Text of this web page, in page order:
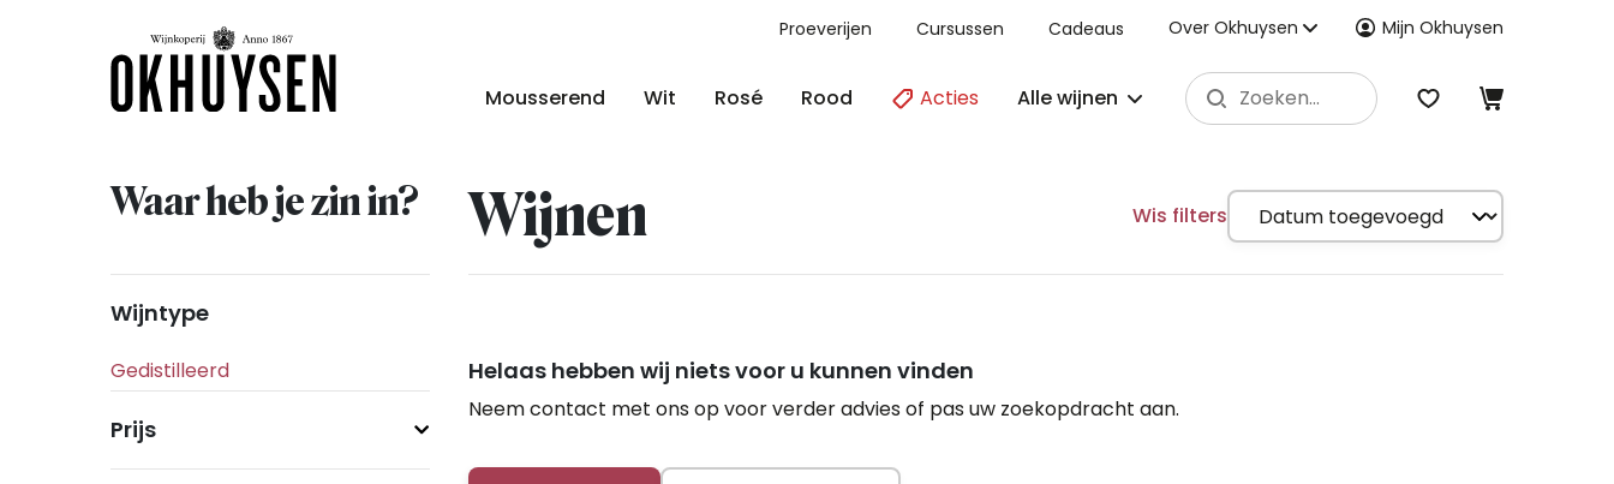
Proeverijen Cursussen Cadeaus Over Okhuysen Mijn Okhuysen
Mousserend Wit Rosé Rood Acties Alle wijnen
Waar heb je zin in? Wijnen Wis filters
Wijntype
Prijs
Helaas hebben wij niets voor u kunnen vinden
Neem contact met ons op voor verder advies of pas uw zoekopdracht aan.